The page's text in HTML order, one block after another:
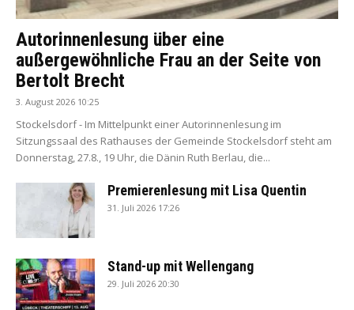
Autorinnenlesung über eine
außergewöhnliche Frau an der Seite von
Bertolt Brecht
3. August 2026 10:25
Stockelsdorf - Im Mittelpunkt einer Autorinnenlesung im
Sitzungssaal des Rathauses der Gemeinde Stockelsdorf steht am
Donnerstag, 27.8., 19 Uhr, die Dänin Ruth Berlau, die...
Premierenlesung mit Lisa Quentin
31. Juli 2026 17:26
Stand-up mit Wellengang
29. Juli 2026 20:30